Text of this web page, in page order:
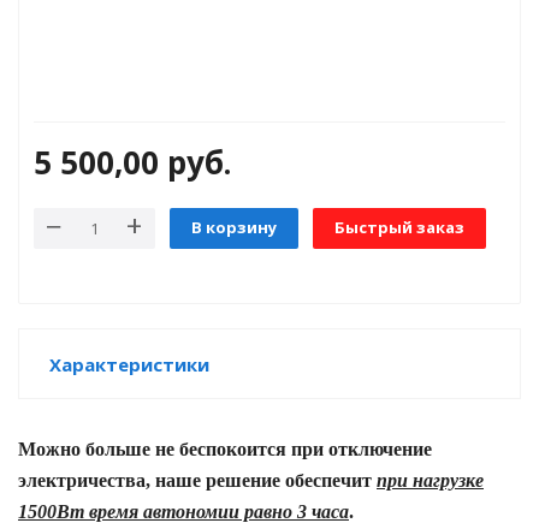
батареи
для газовых и
отопления
5 500,00 руб.
В корзину Быстрый заказ
Характеристики
Можно больше не беспокоится при отключение
электричества, наше решение обеспечит при нагрузке
1500Вт время автономии равно 3 часа.